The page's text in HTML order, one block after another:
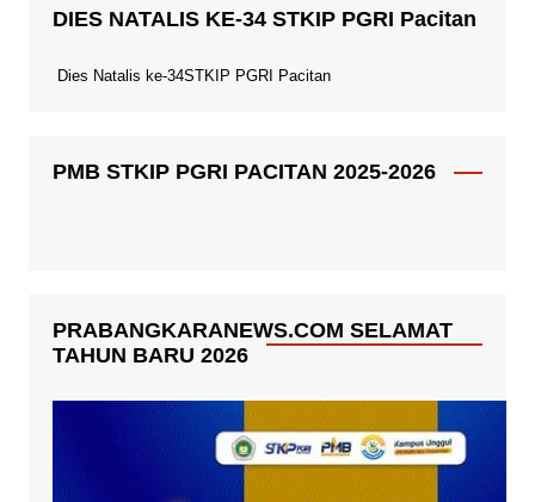
DIES NATALIS KE-34 STKIP PGRI Pacitan
Dies Natalis ke-34STKIP PGRI Pacitan
PMB STKIP PGRI PACITAN 2025-2026
PRABANGKARANEWS.COM SELAMAT
TAHUN BARU 2026